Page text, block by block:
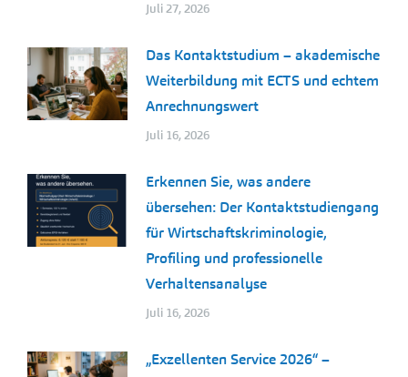
Juli 27, 2026
Das Kontaktstudium – akademische
Weiterbildung mit ECTS und echtem
Anrechnungswert
Juli 16, 2026
Erkennen Sie, was andere
übersehen: Der Kontaktstudiengang
für Wirtschaftskriminologie,
Profiling und professionelle
Verhaltensanalyse
Juli 16, 2026
„Exzellenten Service 2026“ –